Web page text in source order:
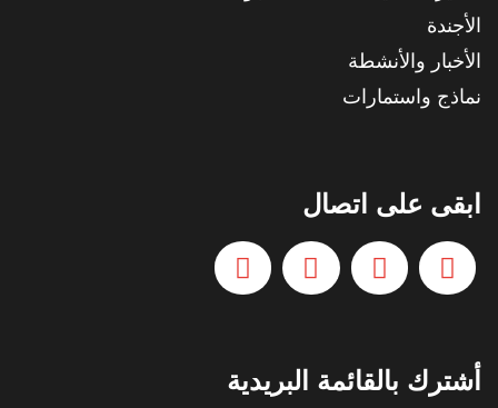
الأجندة
الأخبار والأنشطة
نماذج واستمارات
ابقى على اتصال
أشترك بالقائمة البريدية